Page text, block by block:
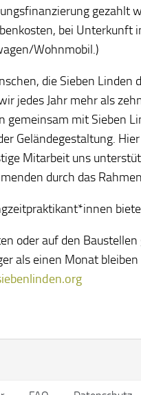
gezahlt
bei Unterkunft
Wohnmobil.)
die Sieben
jedes Jahr mehr als
gemeinsam mit Sieben
Geländegestaltung.
Mitarbeit uns
durch das
oder auf den
als einen Monat